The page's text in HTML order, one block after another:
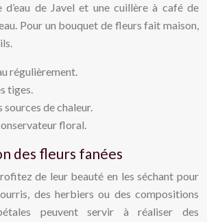
d’eau de Javel et une cuillère à café de
Pour un bouquet de fleurs fait maison,
régulièrement.
tiges.
sources de chaleur.
floral.
des fleurs fanées
de leur beauté en les séchant pour
des herbiers ou des compositions
peuvent servir à réaliser des